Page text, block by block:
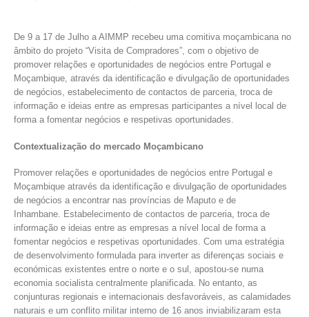
De 9 a 17 de Julho a AIMMP recebeu uma comitiva moçambicana no
âmbito do projeto “Visita de Compradores”, com o objetivo de
promover relações e oportunidades de negócios entre Portugal e
Moçambique, através da identificação e divulgação de oportunidades
de negócios, estabelecimento de contactos de parceria, troca de
informação e ideias entre as empresas participantes a nível local de
forma a fomentar negócios e respetivas oportunidades.
Contextualização do mercado Moçambicano
Promover relações e oportunidades de negócios entre Portugal e
Moçambique através da identificação e divulgação de oportunidades
de negócios a encontrar nas províncias de Maputo e de
Inhambane. Estabelecimento de contactos de parceria, troca de
informação e ideias entre as empresas a nível local de forma a
fomentar negócios e respetivas oportunidades. Com uma estratégia
de desenvolvimento formulada para inverter as diferenças sociais e
económicas existentes entre o norte e o sul, apostou-se numa
economia socialista centralmente planificada. No entanto, as
conjunturas regionais e internacionais desfavoráveis, as calamidades
naturais e um conflito militar interno de 16 anos inviabilizaram esta